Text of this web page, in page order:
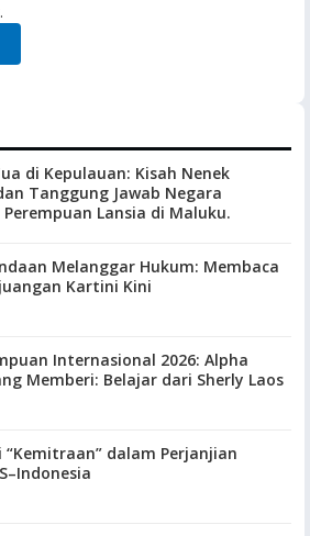
di Kepulauan: Kisah Nenek
Tanggung Jawab Negara
Lansia di Maluku.
Melanggar Hukum: Membaca
Kartini Kini
Internasional 2026: Alpha
Memberi: Belajar dari Sherly Laos
dalam Perjanjian